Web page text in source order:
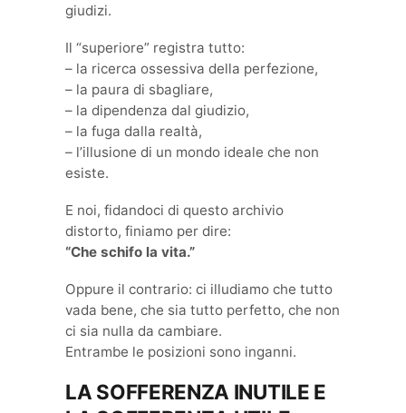
giudizi.
Il “superiore” registra tutto:
– la ricerca ossessiva della perfezione,
– la paura di sbagliare,
– la dipendenza dal giudizio,
– la fuga dalla realtà,
– l’illusione di un mondo ideale che non
esiste.
E noi, fidandoci di questo archivio
distorto, finiamo per dire:
“Che schifo la vita.”
Oppure il contrario: ci illudiamo che tutto
vada bene, che sia tutto perfetto, che non
ci sia nulla da cambiare.
Entrambe le posizioni sono inganni.
LA SOFFERENZA INUTILE E